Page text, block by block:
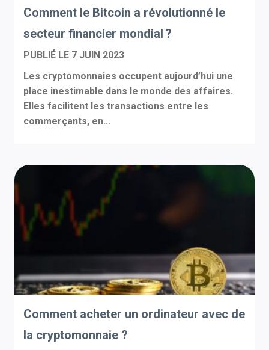
Comment le Bitcoin a révolutionné le
secteur financier mondial ?
PUBLIÉ LE 7 JUIN 2023
Les cryptomonnaies occupent aujourd’hui une
place inestimable dans le monde des affaires.
Elles facilitent les transactions entre les
commerçants, en...
Comment acheter un ordinateur avec de
la cryptomonnaie ?